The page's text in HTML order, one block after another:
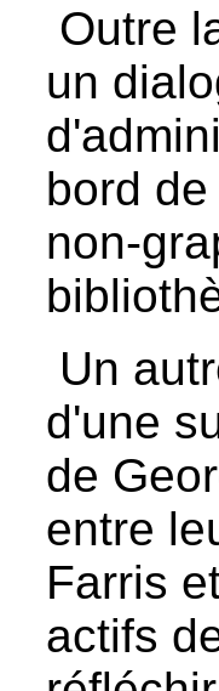
Outre
un
bord
non-
Un
d'une
de
entre
Farris
actifs